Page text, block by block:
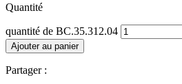
Quantité
quantité de BC.35.312.04
Ajouter au panier
Partager :